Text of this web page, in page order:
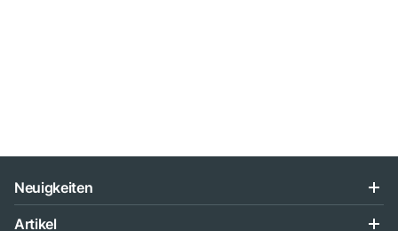
Neuigkeiten
Artikel